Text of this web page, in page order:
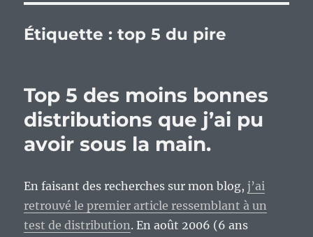
Étiquette :top 5 du pire
Top 5 des moins bonnes
distributions que j’ai pu
avoir sous la main.
En faisant des recherches sur mon blog,j’ai
retrouvé le premier article ressemblant à un
test de distribution. En août 2006 (6 ans